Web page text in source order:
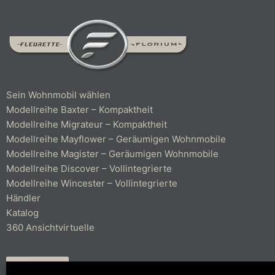
Sein Wohnmobil wählen
Modellreihe Baxter – Kompaktheit
Modellreihe Migrateur – Kompaktheit
Modellreihe Mayflower – Geräumigen Wohnmobile
Modellreihe Magister – Geräumigen Wohnmobile
Modellreihe Discover – Vollintegrierte
Modellreihe Wincester – Vollintegrierte
Händler
Katalog
360 Ansichtvirtuelle
KONTAKT